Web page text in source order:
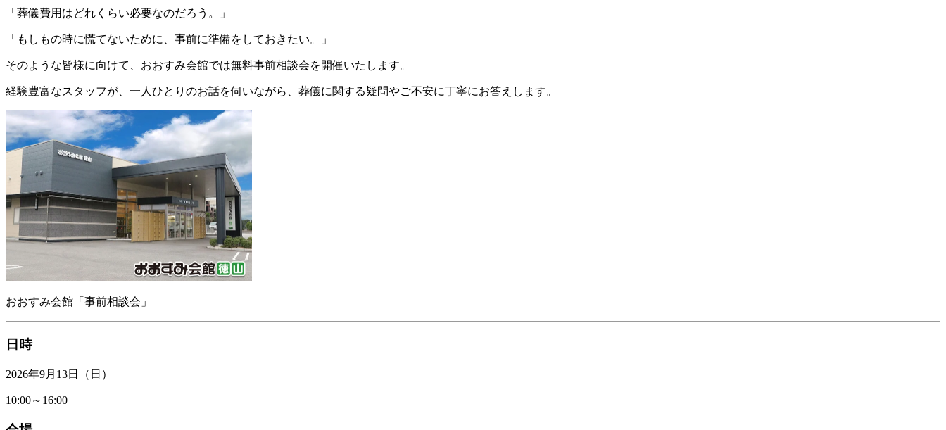
「葬儀費用はどれくらい必要なのだろう。」
「もしもの時に慌てないために、事前に準備をしておきたい。」
そのような皆様に向けて、おおすみ会館では無料事前相談会を開催いたします。
経験豊富なスタッフが、一人ひとりのお話を伺いながら、葬儀に関する疑問やご不安に丁寧にお答えします。
おおすみ会館「事前相談会」
日時
2026年9月13日（日）
10:00～16:00